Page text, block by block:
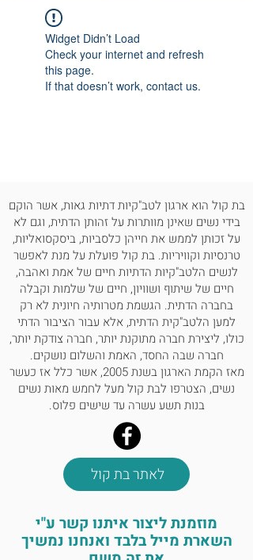
Widget Didn’t Load
Check your internet and refresh
this page.
If that doesn’t work, contact us.
בת קול הוא ארגון לטב"קיות דתיות גאות, אשר הוקם
בידי נשים שאינן מוותרות על זהותן הדתית, וגם לא
על זכותן לממש את חייהן כלסביות, ביסקסואליות,
טרנסיות וקוויריות. בת קול פועלת על מנת לאפשר
לנשים הלטב"קיות הדתיות חיים של אמת ואהבה,
חיים של שיתוף ושוויון, חיים של שלמות וקבלה
בחברה הדתית. הגשמת מטרותיה חיונית לא רק
למען הלטב"קית הדתית, אלא עבור הציבור הדתי
כולו, ליצירת חברה מתוקנת יותר, חברה צודקת יותר,
חברה שבה החסד, האמת והשלום נושקים.
מאז הקמת הארגון בשנת 2005, אשר כלל אז כעשר
נשים, הצטרפו לבת קול מעל לחמש מאות נשים
בנות תשע עשרה עד שישים פלוס.
לאתר בת קול
מוזמנת ליצור איתנו קשר ע"י
השארת מייל בלבד ואנחנו נמשיך